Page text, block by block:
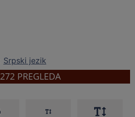
Srpski jezik
272PREGLEDA